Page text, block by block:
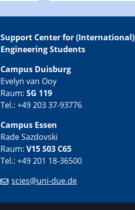
Support Center for (International)
Engineering Students
Campus Duisburg
Evelyn van Ooy
Raum: SG 119
Tel.: +49 203 37-93776
Campus Essen
Rade Sazdovski
Raum: V15 S03 C65
Tel.: +49 201 18-36500
scies@uni-due.de